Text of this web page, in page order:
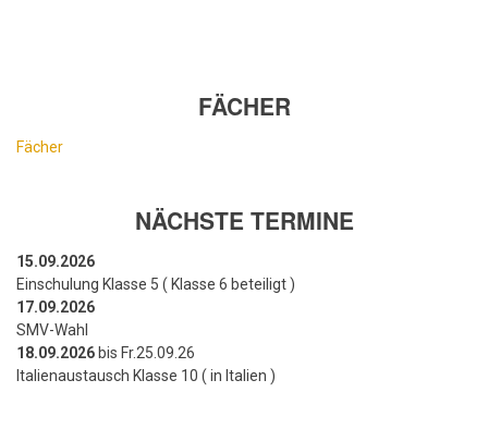
FÄCHER
Fächer
NÄCHSTE TERMINE
15.09.2026
Einschulung Klasse 5 ( Klasse 6 beteiligt )
17.09.2026
SMV-Wahl
18.09.2026 bis Fr.25.09.26
Italienaustausch Klasse 10 ( in Italien )